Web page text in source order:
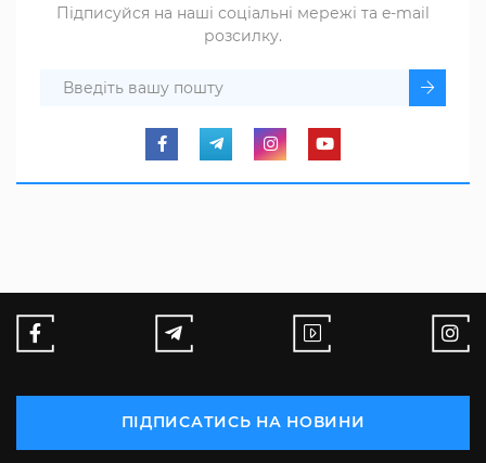
Підписуйся на наші соціальні мережі та e-mail
розсилку.
ПІДПИСАТИСЬ НА НОВИНИ